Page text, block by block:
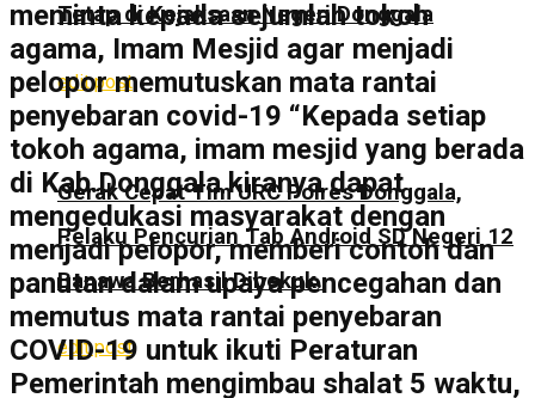
Tetap di Kejaksaan Negeri Donggala
edit post
Gerak Cepat Tim URC Polres Donggala,
Pelaku Pencurian Tab Android SD Negeri 12
Banawa Berhasil Dibekuk.
edit post
meminta kepada sejumlah tokoh
agama, Imam Mesjid agar menjadi
pelopor memutuskan mata rantai
penyebaran covid-19 “Kepada setiap
tokoh agama, imam mesjid yang berada
di Kab.Donggala kiranya dapat
mengedukasi masyarakat dengan
menjadi pelopor, memberi contoh dan
panutan dalam upaya pencegahan dan
memutus mata rantai penyebaran
COVID-19 untuk ikuti Peraturan
Pemerintah mengimbau shalat 5 waktu,